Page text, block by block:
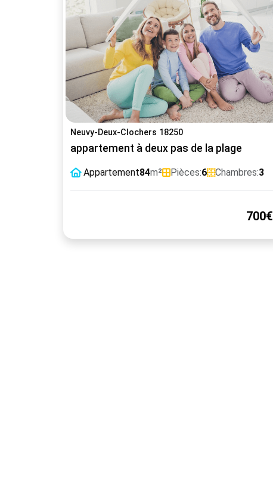
Neuvy-Deux-Clochers 18250
appartement à deux pas de la plage
Appartement84m² Pièces:6 Chambres:3
700€